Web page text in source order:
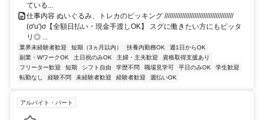
ている...
仕事内容 ぬいぐるみ、トレカのピッキング ///////////////////////////////////////
(σ'u')σ【全額日払い・現金手渡しOK】 スグに働きたい方にもピッタ
リ◎ ...
業界未経験者歓迎 短期（3ヵ月以内） 扶養内勤務OK
週1日からOK
副業・WワークOK
土日祝のみOK 主婦・主夫歓迎
資格取得支援あり
フリーター歓迎
短期 シフト自由 学歴不問 職場見学可 平日のみOK
学生歓迎
転勤なし
経験不問 未経験者歓迎 経験者歓迎 週払いOK
アルバイト・パート